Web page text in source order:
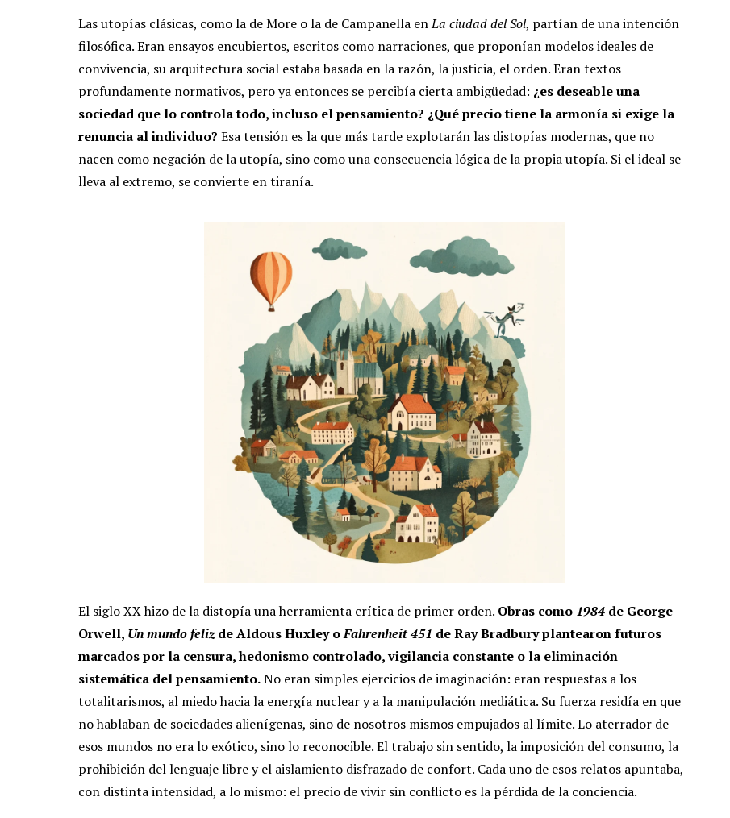
Las utopías clásicas, como la de More o la de Campanella enLa ciudad del Sol, partían de una intención
filosófica. Eran ensayos encubiertos, escritos como narraciones, que proponían modelos ideales de
convivencia, su arquitectura social estaba basada en la razón, la justicia, el orden. Eran textos
profundamente normativos, pero ya entonces se percibía cierta ambigüedad: ¿es deseable una
sociedad que lo controla todo, incluso el pensamiento? ¿Qué precio tiene la armonía si exige la
renuncia al individuo? Esa tensión es la que más tarde explotarán las distopías modernas, que no
nacen como negación de la utopía, sino como una consecuencia lógica de la propia utopía. Si el ideal se
lleva al extremo, se convierte en tiranía.
El siglo XX hizo de la distopía una herramienta crítica de primer orden. Obras como 1984 de George
Orwell, Un mundo felizde Aldous Huxley oFahrenheit 451 de Ray Bradbury plantearon futuros
marcados por la censura, hedonismo controlado, vigilancia constante o la eliminación
sistemática del pensamiento.No eran simples ejercicios de imaginación: eran respuestas a los
totalitarismos, al miedo hacia la energía nuclear y a la manipulación mediática. Su fuerza residía en que
no hablaban de sociedades alienígenas, sino de nosotros mismos empujados al límite. Lo aterrador de
esos mundos no era lo exótico, sino lo reconocible. El trabajo sin sentido, la imposición del consumo, la
prohibición del lenguaje libre y el aislamiento disfrazado de confort. Cada uno de esos relatos apuntaba,
con distinta intensidad, a lo mismo: el precio de vivir sin conflicto es la pérdida de la conciencia.